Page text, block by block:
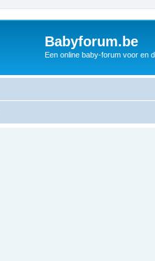
Babyforum.be
Een online baby-forum voor en